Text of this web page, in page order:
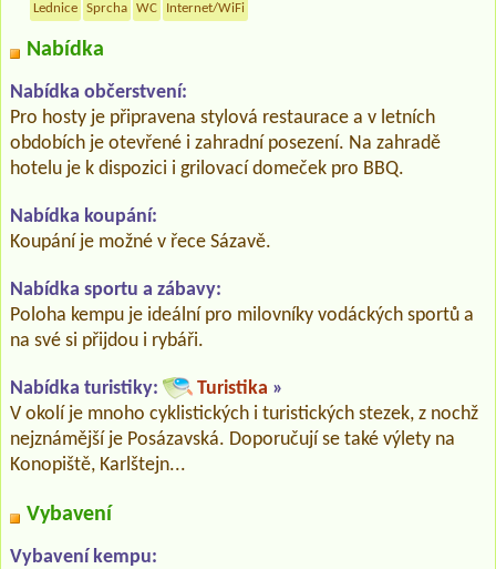
Lednice Sprcha WC Internet/WiFi
Nabídka
Nabídka občerstvení:
Pro hosty je připravena stylová restaurace a v letních
obdobích je otevřené i zahradní posezení. Na zahradě
hotelu je k dispozici i grilovací domeček pro BBQ.
Nabídka koupání:
Koupání je možné v řece Sázavě.
Nabídka sportu a zábavy:
Poloha kempu je ideální pro milovníky vodáckých sportů a
na své si přijdou i rybáři.
Nabídka turistiky: Turistika »
V okolí je mnoho cyklistických i turistických stezek, z nochž
nejznámější je Posázavská. Doporučují se také výlety na
Konopiště, Karlštejn...
Vybavení
Vybavení kempu: